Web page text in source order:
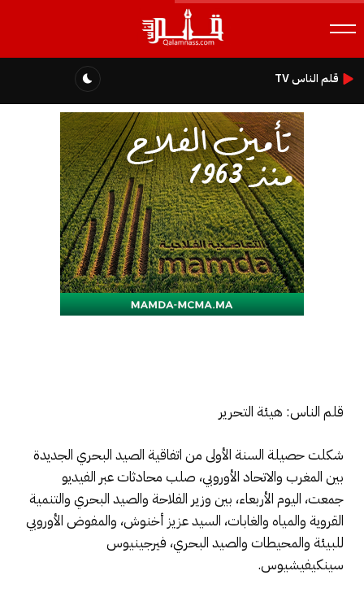
قلم الناس TV
قلم الناس: هيئة التحرير
شكلت حصيلة السنة الأولى من اتفاقية الصيد البحري الجديدة
بين المغرب والاتحاد الأوروبي، صلب محادثات عبر الفيديو
جمعت، اليوم الأربعاء، بين وزير الفلاحة والصيد البحري والتنمية
القروية والمياه والغابات، السيد عزيز أخنوش، والمفوض الأوروبي
للبيئة والمحيطات والصيد البحري، فيرجينيوس
سينكيفيشيوس.